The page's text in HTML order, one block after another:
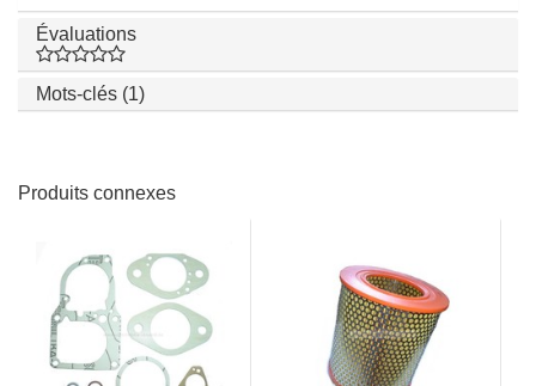
Évaluations
Mots-clés (1)
Produits connexes